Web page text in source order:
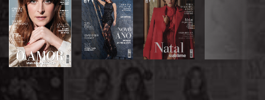
SIGA-NOS